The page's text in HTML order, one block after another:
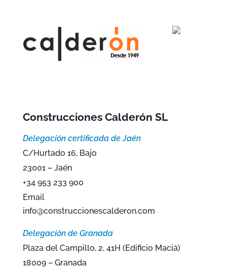
Construcciones Calderón SL
Delegación certificada de Jaén
C/Hurtado 16, Bajo
23001 – Jaén
+34 953 233 900
Email
info@construccionescalderon.com
Delegación de Granada
Plaza del Campillo, 2, 41H (Edificio Maciá)
18009 – Granada